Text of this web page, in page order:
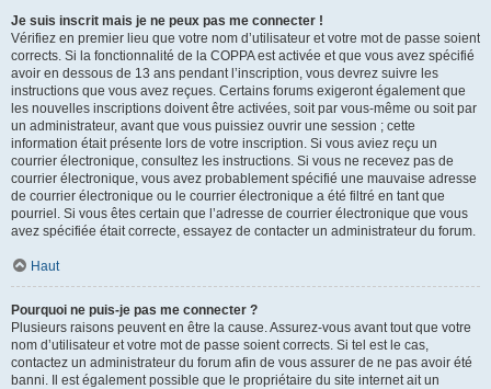
Je suis inscrit mais je ne peux pas me connecter !
Vérifiez en premier lieu que votre nom d’utilisateur et votre mot de passe soient
corrects. Si la fonctionnalité de la COPPA est activée et que vous avez spécifié
avoir en dessous de 13 ans pendant l’inscription, vous devrez suivre les
instructions que vous avez reçues. Certains forums exigeront également que
les nouvelles inscriptions doivent être activées, soit par vous-même ou soit par
un administrateur, avant que vous puissiez ouvrir une session ; cette
information était présente lors de votre inscription. Si vous aviez reçu un
courrier électronique, consultez les instructions. Si vous ne recevez pas de
courrier électronique, vous avez probablement spécifié une mauvaise adresse
de courrier électronique ou le courrier électronique a été filtré en tant que
pourriel. Si vous êtes certain que l’adresse de courrier électronique que vous
avez spécifiée était correcte, essayez de contacter un administrateur du forum.
Haut
Pourquoi ne puis-je pas me connecter ?
Plusieurs raisons peuvent en être la cause. Assurez-vous avant tout que votre
nom d’utilisateur et votre mot de passe soient corrects. Si tel est le cas,
contactez un administrateur du forum afin de vous assurer de ne pas avoir été
banni. Il est également possible que le propriétaire du site internet ait un